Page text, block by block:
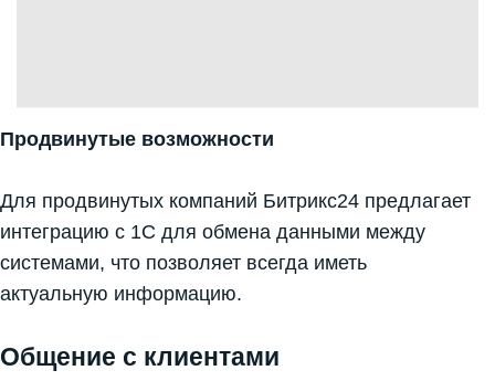
Продвинутые возможности
Для продвинутых компаний Битрикс24 предлагает
интеграцию с 1С для обмена данными между
системами, что позволяет всегда иметь
актуальную информацию.
Общение с клиентами